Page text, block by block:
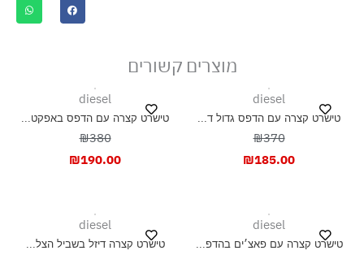
מוצרים קשורים
diesel
טישרט קצרה עם הדפס גדול ד...
₪370
₪185.00
diesel
טישרט קצרה עם הדפס באפקט...
₪380
₪190.00
diesel
טישרט קצרה עם פאצ׳ים בהדפ...
diesel
טישרט קצרה דיזל בשביל הצל...